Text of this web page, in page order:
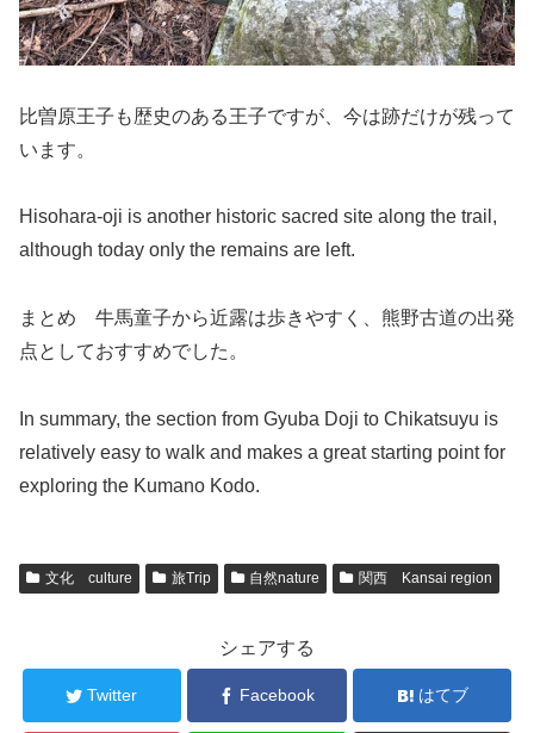
比曽原王子も歴史のある王子ですが、今は跡だけが残って
います。
Hisohara-oji is another historic sacred site along the trail,
although today only the remains are left.
まとめ 牛馬童子から近露は歩きやすく、熊野古道の出発
点としておすすめでした。
In summary, the section from Gyuba Doji to Chikatsuyu is
relatively easy to walk and makes a great starting point for
exploring the Kumano Kodo.
文化 culture 旅Trip 自然nature 関西 Kansai region
シェアする
Twitter Facebook はてブ